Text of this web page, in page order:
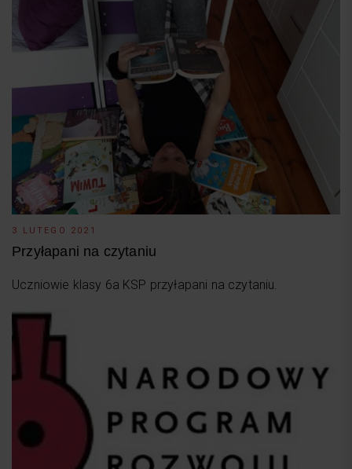
3 LUTEGO 2021
Przyłapani na czytaniu
Uczniowie klasy 6a KSP przyłapani na czytaniu.